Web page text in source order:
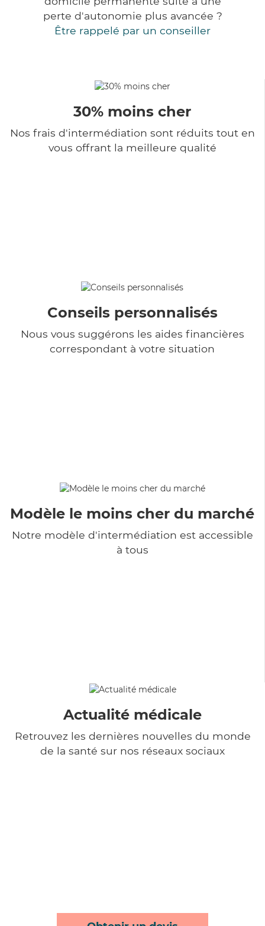
perte d'autonomie plus avancée ?
Être rappelé par un conseiller
30% moins cher
Nos frais d'intermédiation sont réduits tout en
vous offrant la meilleure qualité
Conseils personnalisés
Nous vous suggérons les aides financières
correspondant à votre situation
Modèle le moins cher du marché
Notre modèle d'intermédiation est accessible
à tous
Actualité médicale
Retrouvez les dernières nouvelles du monde
de la santé sur nos réseaux sociaux